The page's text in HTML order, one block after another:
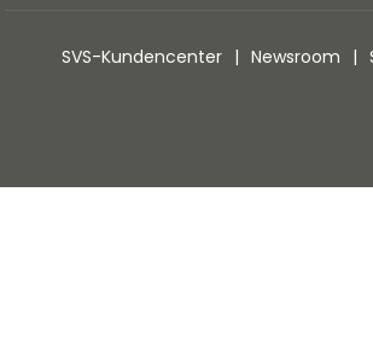
SVS-Kundencenter Newsroom